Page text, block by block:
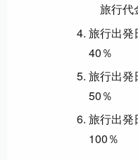
旅行代
旅行出
40％
旅行出
50％
旅行出
100％